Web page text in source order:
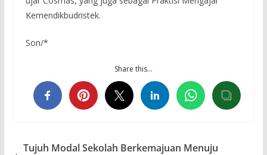
Kemendikbudristek.
Son/*
Share this…
Tujuh Modal Sekolah Berkemajuan Menuju